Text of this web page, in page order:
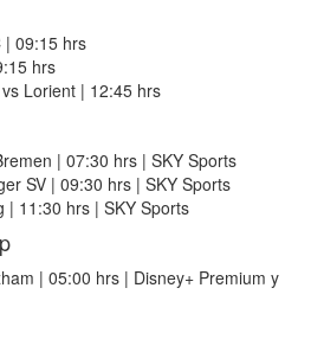
| 09:15 hrs
hrs
Lorient | 12:45 hrs
| 07:30 hrs | SKY Sports
SV | 09:30 hrs | SKY Sports
| 11:30 hrs | SKY Sports
| 05:00 hrs | Disney+ Premium y